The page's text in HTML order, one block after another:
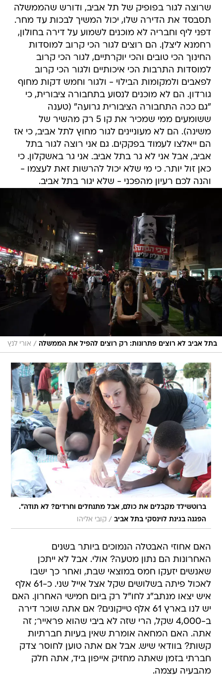
שרוצה לגור בפופיק של תל אביב, ודורש שהממשלה
תסבסד את הדירה שלו, יכול המשיך לבכות עד מחר.
דפני ליף וחבריה לא מוכנים לשמוע על דירה בחולון,
רחמנא ליצלן. הם רוצים לגור הכי קרוב למוסדות
החינוך הכי טובים והכי יוקרתיים, לגור הכי קרוב
למוסדות התרבות הכי איכותיים ולגור הכי קרוב
לפאבים ולמקומות הבילוי - ולגור וחמש דקות מחוף
גורדון. הם לא מוכנים לנסוע בתחבורה ציבורית, כי
"גם ככה התחבורה הציבורית גרועה" (טענה
ששומעים ממי שמכיר את קו 5 רק מהשיר של
משינה). הם לא מעוניינים לגור מחוץ לתל אביב, כי אז
הם ייאלצו לעמוד בפקקים. גם אני רוצה לגור בתל
אביב, אבל אני לא גר בתל אביב. אני גר באשקלון. כי
כאן זול יותר. כי מי שלא יכול להרשות זאת לעצמו -
והנה לכם רעיון מהפכני - שלא יגור בתל אביב.
בתל אביב לא רוצים פתרונות: רק רוצים להפיל את הממשלה / אורי לנץ
ברוטשילד מקבלים את כולם, אבל מתנחלים וחרדים? לא תודה".
הפגנה בגינת לוינסקי בתל אביב / קובי אליהו
האם אחוזי האבטלה הנמוכים ביותר בשנים
האחרונות הם נתון מטעה? אולי. אבל לא ייתכן
שאנשים יזעקו חמס במוצאי שבת, ואחר כך ישבו
לאכול פיתה בשלושים שקל אצל אייל שני. כ-61 אלף
איש יצאו מנתב"ג לחו"ל רק ביום חמישי האחרון. האם
יש לנו בארץ 61 אלף טייקונים? אם אתה שוכר דירה
ב-4,000 שקל, הרי שזה לא ביבי שהוא פראייר; זה
אתה. האם המחאה אומרת שאין בעיות חברתיות
קשות? בוודאי שיש. אבל אם אתה טוען לחוסר צדק
חברתי בזמן שאתה מחזיק אייפון ביד, אתה חלק
מהבעיה עצמה.